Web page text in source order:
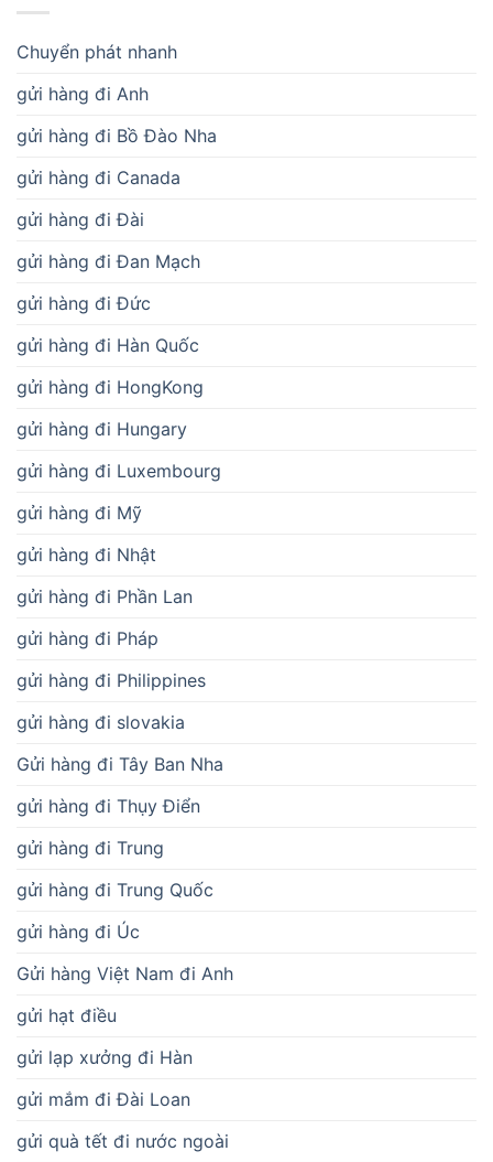
Chuyển phát nhanh
gửi hàng đi Anh
gửi hàng đi Bồ Đào Nha
gửi hàng đi Canada
gửi hàng đi Đài
gửi hàng đi Đan Mạch
gửi hàng đi Đức
gửi hàng đi Hàn Quốc
gửi hàng đi HongKong
gửi hàng đi Hungary
gửi hàng đi Luxembourg
gửi hàng đi Mỹ
gửi hàng đi Nhật
gửi hàng đi Phần Lan
gửi hàng đi Pháp
gửi hàng đi Philippines
gửi hàng đi slovakia
Gửi hàng đi Tây Ban Nha
gửi hàng đi Thụy Điển
gửi hàng đi Trung
gửi hàng đi Trung Quốc
gửi hàng đi Úc
Gửi hàng Việt Nam đi Anh
gửi hạt điều
gửi lạp xưởng đi Hàn
gửi mắm đi Đài Loan
gửi quà tết đi nước ngoài